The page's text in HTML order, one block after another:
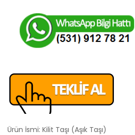
Ürün İsmi: Kilit Taşı (Aşık Taşı)